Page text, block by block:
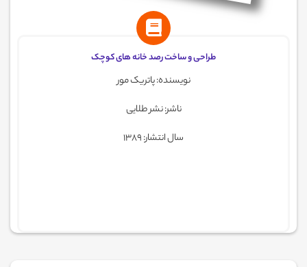
طراحی و ساخت رصد خانه های کوچک
نویسنده: پاتریک مور
ناشر: نشر طلایی
سال انتشار: 1389